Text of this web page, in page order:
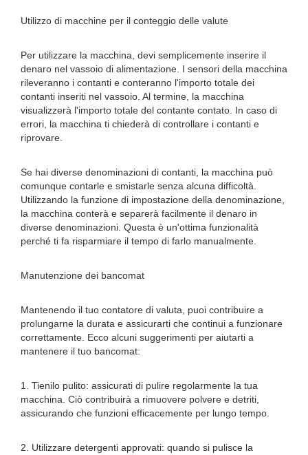
Utilizzo di macchine per il conteggio delle valute
Per utilizzare la macchina, devi semplicemente inserire il
denaro nel vassoio di alimentazione. I sensori della macchina
rileveranno i contanti e conteranno l'importo totale dei
contanti inseriti nel vassoio. Al termine, la macchina
visualizzerà l'importo totale del contante contato. In caso di
errori, la macchina ti chiederà di controllare i contanti e
riprovare.
Se hai diverse denominazioni di contanti, la macchina può
comunque contarle e smistarle senza alcuna difficoltà.
Utilizzando la funzione di impostazione della denominazione,
la macchina conterà e separerà facilmente il denaro in
diverse denominazioni. Questa è un'ottima funzionalità
perché ti fa risparmiare il tempo di farlo manualmente.
Manutenzione dei bancomat
Mantenendo il tuo contatore di valuta, puoi contribuire a
prolungarne la durata e assicurarti che continui a funzionare
correttamente. Ecco alcuni suggerimenti per aiutarti a
mantenere il tuo bancomat:
1. Tienilo pulito: assicurati di pulire regolarmente la tua
macchina. Ciò contribuirà a rimuovere polvere e detriti,
assicurando che funzioni efficacemente per lungo tempo.
2. Utilizzare detergenti approvati: quando si pulisce la